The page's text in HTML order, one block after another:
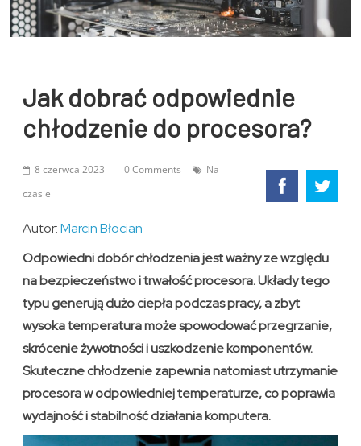
Jak dobrać odpowiednie
chłodzenie do procesora?
8 czerwca 2023 0 Comments
Na
czasie
Autor:Marcin Błocian
Odpowiedni dobór chłodzenia jest ważny ze względu
na bezpieczeństwo i trwałość procesora. Układy tego
typu generują dużo ciepła podczas pracy, a zbyt
wysoka temperatura może spowodować przegrzanie,
skrócenie żywotności i uszkodzenie komponentów.
Skuteczne chłodzenie zapewnia natomiast utrzymanie
procesora w odpowiedniej temperaturze, co poprawia
wydajność i stabilność działania komputera.